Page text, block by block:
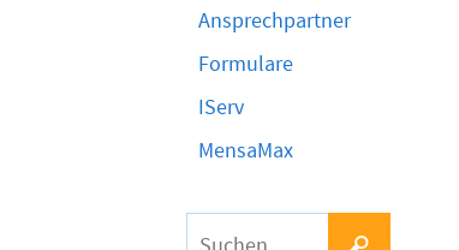
Ansprechpartner
Formulare
IServ
MensaMax
Suchen